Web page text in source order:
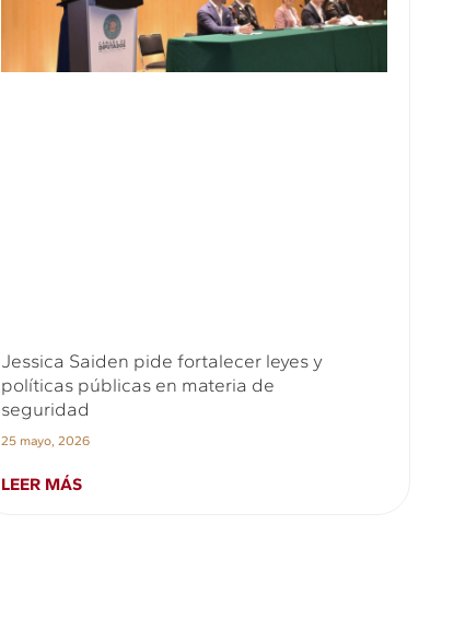
Jessica Saiden pide fortalecer leyes y
políticas públicas en materia de
seguridad
25 mayo, 2026
LEER MÁS